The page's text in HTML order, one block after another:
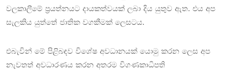
වලකාලීමේ ප්‍රයත්නයට දායකත්වයක් ලබා දිය යුතුව ඇත. එය අප
සැලකිය යුත්තේ ජාතික වගකීමක් ලෙසටය.
එබැවින් මේ පිළිබඳව විශේෂ අවධානයක් යොමු කරන ලෙස අප
නැවතත් අවධාරණය කරන අතරම විගණකාධිපති